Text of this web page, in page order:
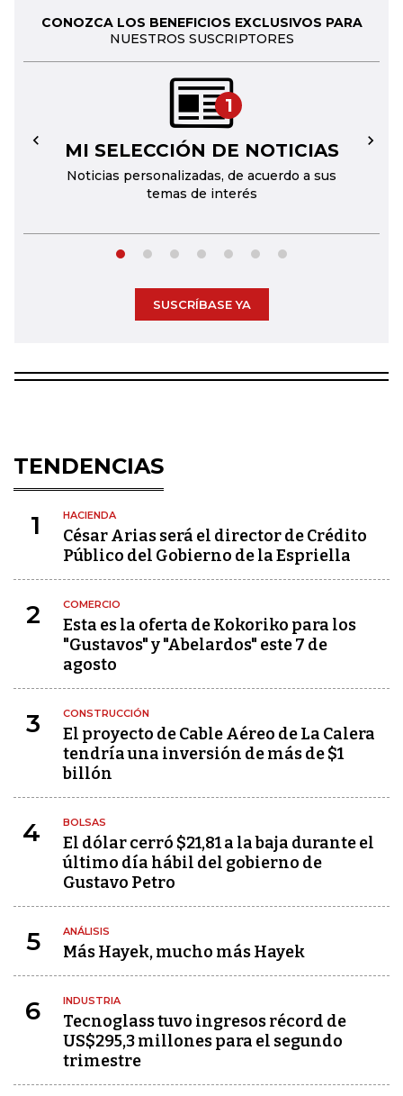
CONOZCA LOS BENEFICIOS EXCLUSIVOS PARA
NUESTROS SUSCRIPTORES
1
MI SELECCIÓN DE NOTICIAS
Noticias personalizadas, de acuerdo a sus
temas de interés
← →
SUSCRÍBASE YA
TENDENCIAS
1 HACIENDA
César Arias será el director de Crédito
Público del Gobierno de la Espriella
2 COMERCIO
Esta es la oferta de Kokoriko para los
"Gustavos" y "Abelardos" este 7 de
agosto
3 CONSTRUCCIÓN
El proyecto de Cable Aéreo de La Calera
tendría una inversión de más de $1
billón
4 BOLSAS
El dólar cerró $21,81 a la baja durante el
último día hábil del gobierno de
Gustavo Petro
5 ANÁLISIS
Más Hayek, mucho más Hayek
6 INDUSTRIA
Tecnoglass tuvo ingresos récord de
US$295,3 millones para el segundo
trimestre